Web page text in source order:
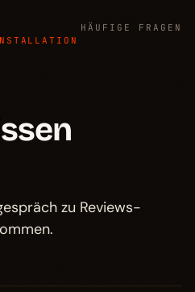
HÄUFIGE FRAGEN
zu Reviews-